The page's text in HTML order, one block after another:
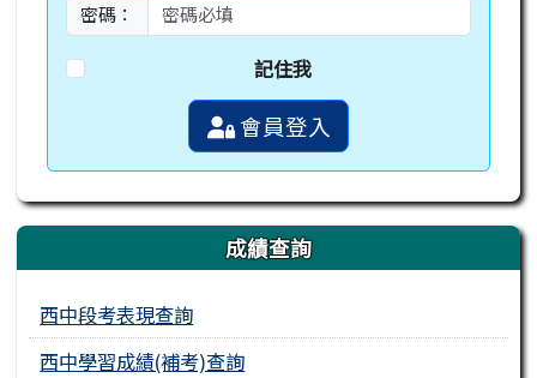
密碼：
記住我
會員登入
成績查詢
西中段考表現查詢
西中學習成績(補考)查詢